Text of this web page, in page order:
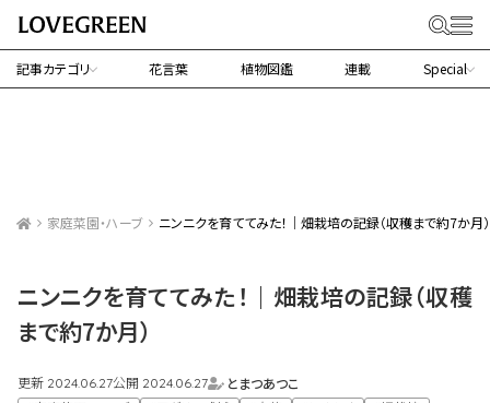
記事カテゴリ 花言葉 植物図鑑 連載 Special
家庭菜園・ハーブ ニンニクを育ててみた！｜畑栽培の記録（収穫まで約7か月）
ニンニクを育ててみた！｜畑栽培の記録（収穫
まで約7か月）
更新 2024.06.27公開 2024.06.27
とまつあつこ